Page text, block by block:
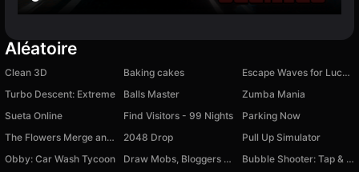
Aléatoire
Clean 3D Baking cakes
Escape Waves for Lucky Blocks
Turbo Descent: Extreme
Balls Master
Zumba Mania
Sueta Online
Find Visitors - 99 Nights
Parking Now
The Flowers Merge and Sell Bouquets
2048 Drop
Pull Up Simulator
Obby: Car Wash Tycoon
Draw Mobs, Bloggers and Mine Memes! Bubble Shooter: Tap & Pop